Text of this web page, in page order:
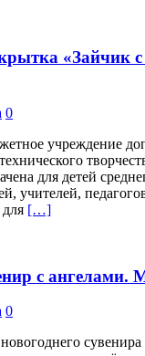
«Зайчик
0
учреждение
для детей
учителей,
[…]
с ангелами.
0
сувенира